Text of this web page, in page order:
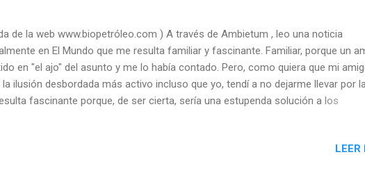
de la web www.biopetróleo.com ) A través de Ambietum , leo una noticia
en El Mundo que me resulta familiar y fascinante. Familiar, porque un
en "el ajo" del asunto y me lo había contado. Pero, como quiera que mi
la ilusión desbordada más activo incluso que yo, tendí a no dejarme llevar por
fascinante porque, de ser cierta, sería una estupenda solución a los
mi amigo. Sobre el papel, el asunto está muy claro y es realmente
LEER